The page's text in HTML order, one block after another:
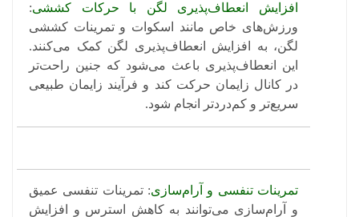
افزایش انعطاف‌پذیری لگن با حرکات کششی:
ورزش‌های خاص مانند اسکوات و تمرینات کششی
لگن، به افزایش انعطاف‌پذیری لگن کمک می‌کنند.
این انعطاف‌پذیری باعث می‌شود که جنین راحت‌تر
در کانال زایمان حرکت کند و فرآیند زایمان طبیعی
سریع‌تر و کم‌دردتر انجام شود.
تمرینات تنفسی و آرام‌سازی: تمرینات تنفسی عمیق
و آرام‌سازی می‌توانند به کاهش استرس و افزایش